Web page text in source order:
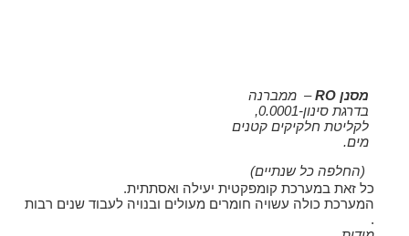
מסנן RO – ממברנה
בדרגת סינון-0.0001
,
לקליטת חלקיקים קטנים
מים.
(החלפה כל שנתיים)
כל זאת במערכת קומפקטית יעילה ואסתתית.
המערכת כולה עשויה חומרים מעולים ובנויה לעבוד שנים רבות